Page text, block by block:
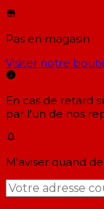
Pas en magasin
Visiter notre
En cas de retard
par l'un de nos
M'aviser quand